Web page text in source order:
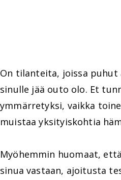
On tilanteita, joissa
sinulle jää outo olo. Et
ymmärretyksi, vaikka
muistaa yksityiskohtia
Myöhemmin huomaat,
sinua vastaan, ajoitusta